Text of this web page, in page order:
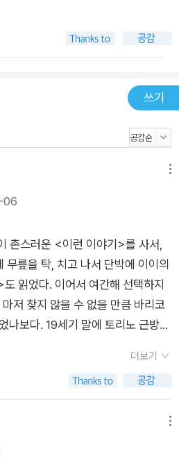
쓰기
06
촌스러운 <이런 이야기>를 사서,
무릎을 탁, 치고 나서 단박에 이이의
읽었다. 이어서 여간해 선택하지
저 찾지 않을 수 없을 만큼 바리코
나보다. 19세기 말에 토리노 근방의
가 아닌 ‘길’을 탐색하는 한 평생을
야기>, 최상의 누에알을 얻기 위해
를 지나 아무르 강을 따라 드디어 태
덜란드 밀수꾼의 배를 타고 일본으
가타, 후쿠시마, 사라카와라에 도
더보기